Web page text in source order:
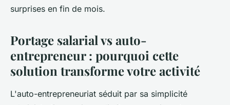
surprises en fin de mois.
Portage salarial vs auto-
entrepreneur : pourquoi cette
solution transforme votre activité
L'auto-entrepreneuriat séduit par sa simplicité